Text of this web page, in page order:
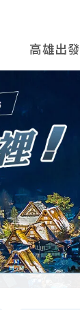
高雄出發